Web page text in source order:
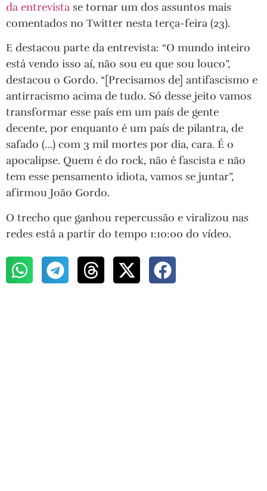
da entrevista se tornar um dos assuntos mais
comentados no Twitter nesta terça-feira (23).
E destacou parte da entrevista: “O mundo inteiro
está vendo isso aí, não sou eu que sou louco”,
destacou o Gordo. “[Precisamos de] antifascismo e
antirracismo acima de tudo. Só desse jeito vamos
transformar esse país em um país de gente
decente, por enquanto é um país de pilantra, de
safado (…) com 3 mil mortes por dia, cara. É o
apocalipse. Quem é do rock, não é fascista e não
tem esse pensamento idiota, vamos se juntar”,
afirmou João Gordo.
O trecho que ganhou repercussão e viralizou nas
redes está a partir do tempo 1:10:00 do vídeo.